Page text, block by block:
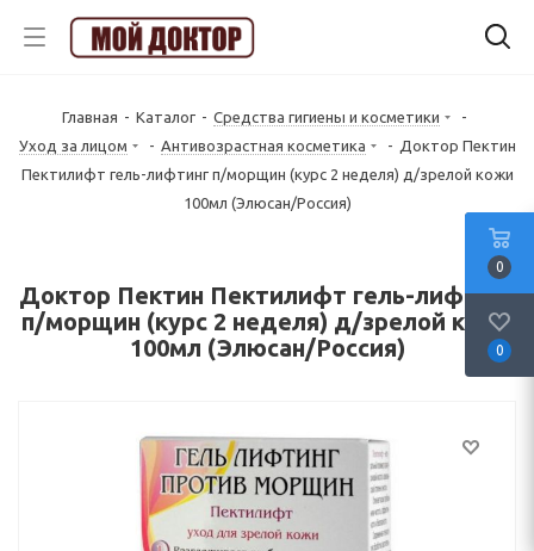
Главная - Каталог - Средства гигиены и косметики
-
Уход за лицом
- Антивозрастная косметика - Доктор Пектин
Пектилифт гель-лифтинг п/морщин (курс 2 неделя) д/зрелой кожи
100мл (Элюсан/Россия)
Доктор Пектин Пектилифт гель-лифтинг
п/морщин (курс 2 неделя) д/зрелой кожи
100мл (Элюсан/Россия)
0
0